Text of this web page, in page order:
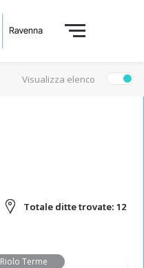
Visualizza elenco
Totale ditte trovate: 12
Riolo Terme